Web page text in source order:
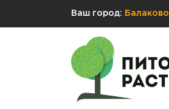
Ваш город: Балаково